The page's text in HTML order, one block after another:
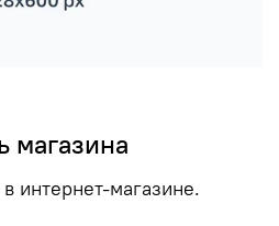
магазина
интернет-магазине.